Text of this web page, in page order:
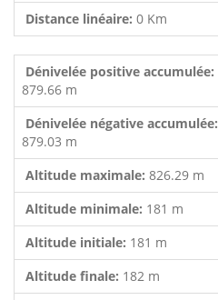
Distance linéaire: 0 Km
Dénivelée positive accumulée:
879.66 m
Dénivelée négative accumulée:
879.03 m
Altitude maximale: 826.29 m
Altitude minimale: 181 m
Altitude initiale: 181 m
Altitude finale: 182 m